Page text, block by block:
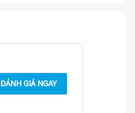
ĐÁNH GIÁ NGAY